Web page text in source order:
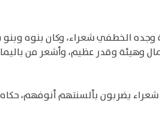
الخطفي شعراء، وكان بنوه وبنو
وهيئة وقدر عظيم، وأشعر من
يضربون بألسنتهم أنوفهم،